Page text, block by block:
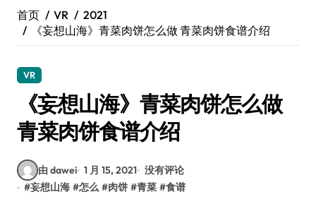
首页 VR
2021
《妄想山海》青菜肉饼怎么做 青菜肉饼食谱介绍
VR
《妄想山海》青菜肉饼怎么做
青菜肉饼食谱介绍
由 dawei 1 月 15, 2021 没有评论
#妄想山海 #怎么 #肉饼 #青菜 #食谱